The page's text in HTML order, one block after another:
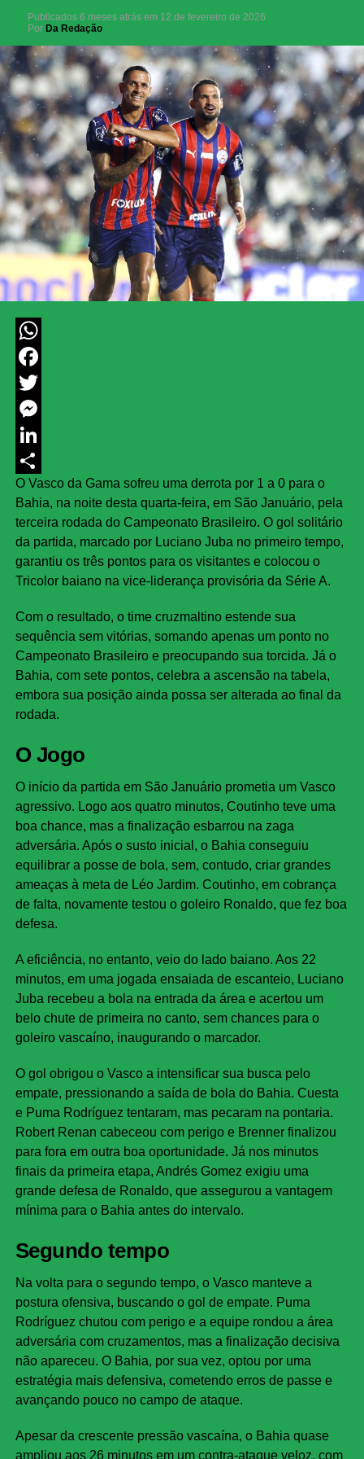
Publicados 6 meses atrás em 12 de fevereiro de 2026
Por Da Redação
WhatsApp
Facebook
Twitter
Messenger
LinkedIn
Share
O Vasco da Gama sofreu uma derrota por 1 a 0 para o
Bahia, na noite desta quarta-feira, em São Januário, pela
terceira rodada do Campeonato Brasileiro. O gol solitário
da partida, marcado por Luciano Juba no primeiro tempo,
garantiu os três pontos para os visitantes e colocou o
Tricolor baiano na vice-liderança provisória da Série A.
Com o resultado, o time cruzmaltino estende sua
sequência sem vitórias, somando apenas um ponto no
Campeonato Brasileiro e preocupando sua torcida. Já o
Bahia, com sete pontos, celebra a ascensão na tabela,
embora sua posição ainda possa ser alterada ao final da
rodada.
O Jogo
O início da partida em São Januário prometia um Vasco
agressivo. Logo aos quatro minutos, Coutinho teve uma
boa chance, mas a finalização esbarrou na zaga
adversária. Após o susto inicial, o Bahia conseguiu
equilibrar a posse de bola, sem, contudo, criar grandes
ameaças à meta de Léo Jardim. Coutinho, em cobrança
de falta, novamente testou o goleiro Ronaldo, que fez boa
defesa.
A eficiência, no entanto, veio do lado baiano. Aos 22
minutos, em uma jogada ensaiada de escanteio, Luciano
Juba recebeu a bola na entrada da área e acertou um
belo chute de primeira no canto, sem chances para o
goleiro vascaíno, inaugurando o marcador.
O gol obrigou o Vasco a intensificar sua busca pelo
empate, pressionando a saída de bola do Bahia. Cuesta
e Puma Rodríguez tentaram, mas pecaram na pontaria.
Robert Renan cabeceou com perigo e Brenner finalizou
para fora em outra boa oportunidade. Já nos minutos
finais da primeira etapa, Andrés Gomez exigiu uma
grande defesa de Ronaldo, que assegurou a vantagem
mínima para o Bahia antes do intervalo.
Segundo tempo
Na volta para o segundo tempo, o Vasco manteve a
postura ofensiva, buscando o gol de empate. Puma
Rodríguez chutou com perigo e a equipe rondou a área
adversária com cruzamentos, mas a finalização decisiva
não apareceu. O Bahia, por sua vez, optou por uma
estratégia mais defensiva, cometendo erros de passe e
avançando pouco no campo de ataque.
Apesar da crescente pressão vascaína, o Bahia quase
ampliou aos 26 minutos em um contra-ataque veloz, com